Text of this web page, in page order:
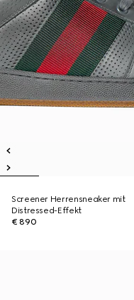
Screener Herrensneaker mit
Distressed-Effekt
€ 890